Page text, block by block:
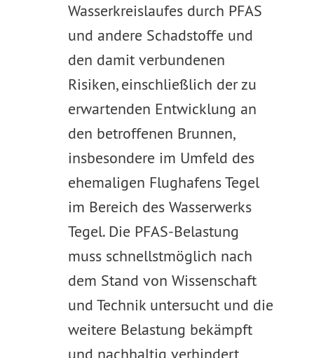
Wasserkreislaufes durch PFAS
und andere Schadstoffe und
den damit verbundenen
Risiken, einschließlich der zu
erwartenden Entwicklung an
den betroffenen Brunnen,
insbesondere im Umfeld des
ehemaligen Flughafens Tegel
im Bereich des Wasserwerks
Tegel. Die PFAS-Belastung
muss schnellstmöglich nach
dem Stand von Wissenschaft
und Technik untersucht und die
weitere Belastung bekämpft
und nachhaltig verhindert